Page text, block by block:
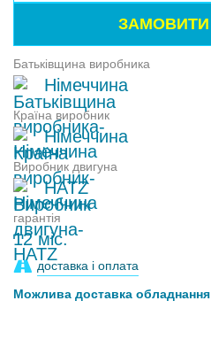
Батьківщина виробника
Німеччина
Країна виробник
Німеччина
Виробник двигуна
HATZ
гарантія
12 міс.
доставка і оплата
Можлива доставка